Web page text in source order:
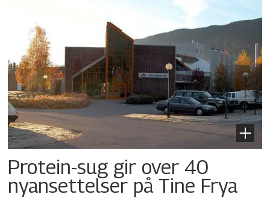
Protein-sug gir over 40
nyansettelser på Tine Frya